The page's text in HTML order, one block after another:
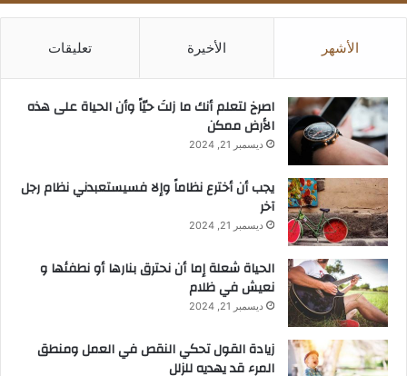
الأشهر الأخيرة تعليقات
‫اصرخ لتعلم أنك ما زلتَ حيّاً وأن الحياة على هذه
الأرض ممكن
ديسمبر 21, 2024
يجب أن أخترع نظاماً وإلا فسيستعبدني نظام رجل
آخر
ديسمبر 21, 2024
الحياة شعلة إما أن نحترق بنارها أو نطفئها و
نعيش في ظلام
ديسمبر 21, 2024
زيادة القول تحكي النقص في العمل ومنطق
المرء قد يهديه للزلل